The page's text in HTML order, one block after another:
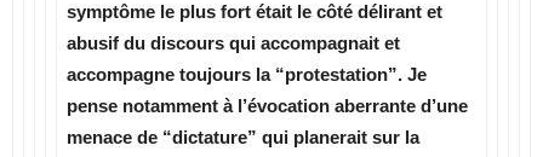
symptôme le plus fort était le côté délirant et
abusif du discours qui accompagnait et
accompagne toujours la “protestation”. Je
pense notamment à l’évocation aberrante d’une
menace de “dictature” qui planerait sur la